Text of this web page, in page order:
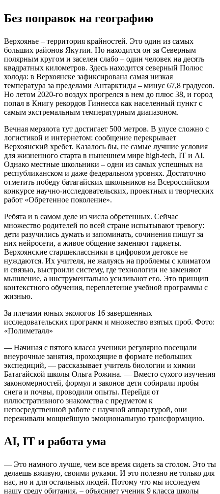
Без поправок на географию
Верхоянье – территория крайностей. Это один из самых
больших районов Якутии. Но находится он за Северным
полярным кругом и заселен слабо – один человек на десять
квадратных километров. Здесь находится северный Полюс
холода: в Верхоянске зафиксирована самая низкая
температура за пределами Антарктиды – минус 67,8 градусов.
Но летом 2020-го воздух прогрелся в нем до плюс 38, и город
попал в Книгу рекордов Гиннесса как населенный пункт с
самым экстремальным температурным диапазоном.
Вечная мерзлота тут достигает 500 метров. В улусе сложно с
логистикой и интернетом: сообщение перекрывает
Верхоянский хребет. Казалось бы, не самые лучшие условия
для жизненного старта в нынешнем мире high-tech, IT и AI.
Однако местные школьники – одни из самых успешных на
республиканском и даже федеральном уровнях. Достаточно
отметить победу батагайских школьников на Всероссийском
конкурсе научно-исследовательских, проектных и творческих
работ «Обретенное поколение».
Ребята и в самом деле из числа обретенных. Сейчас
множество родителей по всей стране испытывают тревогу:
дети разучились думать и запоминать, сочинения пишут за
них нейросети, а живое общение заменяют гаджеты.
Верхоянские старшеклассники в цифровом детоксе не
нуждаются. Их учителя, не жалуясь на проблемы с климатом
и связью, выстроили систему, где технологии не заменяют
мышление, а инструментально усиливают его. Это принцип
контекстного обучения, переплетение учебной программы с
жизнью.
За плечами юных экологов 16 завершенных
исследовательских программ и множество взятых проб. Фото:
«Полиметалл»
— Начиная с пятого класса ученики регулярно посещали
внеурочные занятия, проходящие в формате небольших
экспедиций, — рассказывает учитель биологии и химии
Батагайской школы Ольга Рожина. — Вместо сухого изучения
закономерностей, формул и законов дети собирали пробы
снега и почвы, проводили опыты. Перейдя от
иллюстративного знакомства с предметом к
непосредственной работе с научной аппаратурой, они
переживали мощнейшую эмоциональную трансформацию.
АI, IT и работа ума
— Это намного лучше, чем все время сидеть за столом. Это ты
делаешь вживую, своими руками. И это полезно не только для
нас, но и для остальных людей. Потому что мы исследуем
нашу среду обитания, – объясняет ученик 9 класса школы